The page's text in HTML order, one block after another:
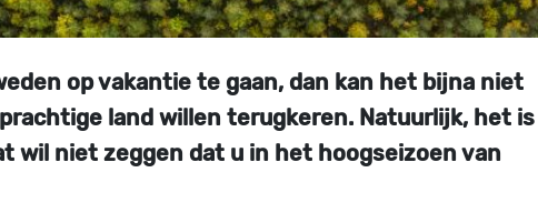
op vakantie te gaan, dan kan het bijna niet
land willen terugkeren. Natuurlijk, het is
wil niet zeggen dat u in het hoogseizoen van